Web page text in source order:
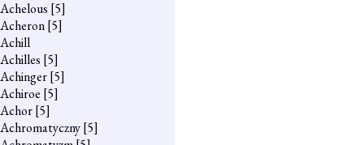
Achelous [5]
Acheron[5]
Achill
Achilles [5]
Achinger[5]
Achiroe [5]
Achor[5]
Achromatyczny[5]